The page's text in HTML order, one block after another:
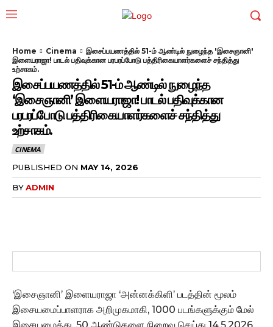
Home Cinema
இசைப்பயணத்தில் 51-ம் ஆண்டில் நுழைந்த 'இசைஞானி'
இளையராஜா! பாடல் பதிவுக்கான பரபரப்போடு பத்திரிகையாளர்களைச் சந்தித்து
உற்சாகம்.
இசைப்பயணத்தில் 51-ம் ஆண்டில் நுழைந்த
‘இசைஞானி’ இளையராஜா! பாடல் பதிவுக்கான
பரபரப்போடு பத்திரிகையாளர்களைச் சந்தித்து
உற்சாகம்.
CINEMA
PUBLISHED ON MAY 14, 2026
BYADMIN
‘இசைஞானி’ இளையராஜா ‘அன்னக்கிளி’ படத்தின் மூலம்
இசையமைப்பாளராக அறிமுகமாகி, 1000 படங்களுக்கும் மேல்